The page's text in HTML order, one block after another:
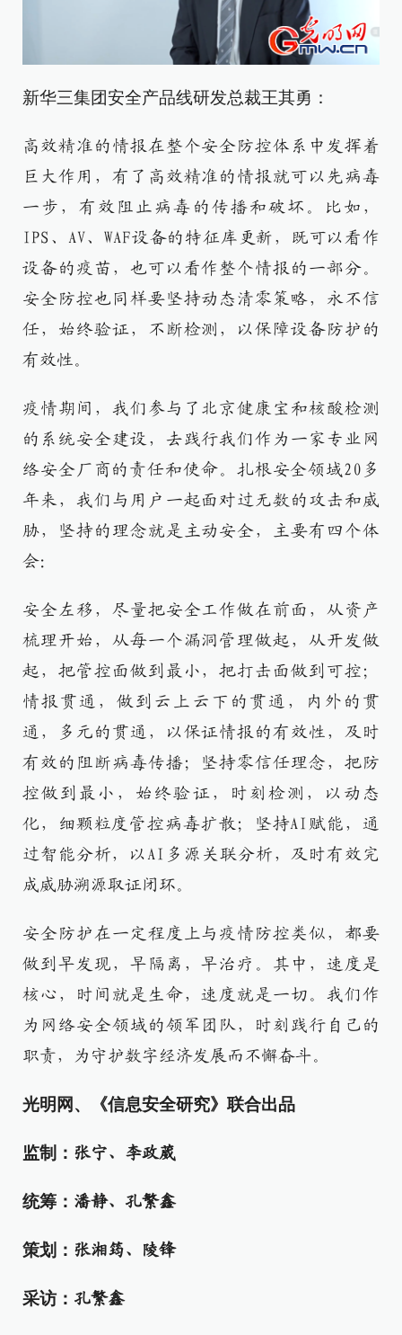
新华三集团安全产品线研发总裁王其勇：
高效精准的情报在整个安全防控体系中发挥着
巨大作用，有了高效精准的情报就可以先病毒
一步，有效阻止病毒的传播和破坏。比如，
IPS、AV、WAF设备的特征库更新，既可以看作
设备的疫苗，也可以看作整个情报的一部分。
安全防控也同样要坚持动态清零策略，永不信
任，始终验证，不断检测，以保障设备防护的
有效性。
疫情期间，我们参与了北京健康宝和核酸检测
的系统安全建设，去践行我们作为一家专业网
络安全厂商的责任和使命。扎根安全领域20多
年来，我们与用户一起面对过无数的攻击和威
胁，坚持的理念就是主动安全，主要有四个体
会：
安全左移，尽量把安全工作做在前面，从资产
梳理开始，从每一个漏洞管理做起，从开发做
起，把管控面做到最小，把打击面做到可控；
情报贯通，做到云上云下的贯通，内外的贯
通，多元的贯通，以保证情报的有效性，及时
有效的阻断病毒传播；坚持零信任理念，把防
控做到最小，始终验证，时刻检测，以动态
化，细颗粒度管控病毒扩散；坚持AI赋能，通
过智能分析，以AI多源关联分析，及时有效完
成威胁溯源取证闭环。
安全防护在一定程度上与疫情防控类似，都要
做到早发现，早隔离，早治疗。其中，速度是
核心，时间就是生命，速度就是一切。我们作
为网络安全领域的领军团队，时刻践行自己的
职责，为守护数字经济发展而不懈奋斗。
光明网、《信息安全研究》联合出品
监制： 张宁、李政葳
统筹： 潘静、孔繁鑫
策划： 张湘筠、陵锋
采访： 孔繁鑫